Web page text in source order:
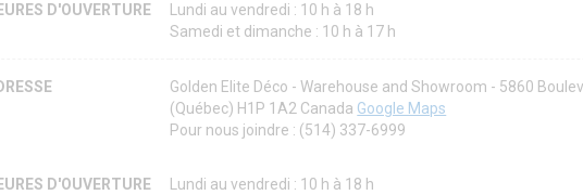
D'OUVERTURE
Lundi au vendredi : 10 h à 18 h
Samedi et dimanche : 10 h à 17 h
Golden Elite Déco - Warehouse and Showroom - 5860
(Québec) H1P 1A2 Canada Google Maps
Pour nous joindre : (514) 337-6999
D'OUVERTURE
Lundi au vendredi : 10 h à 18 h